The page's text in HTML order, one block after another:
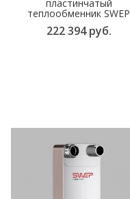
пластинчатый
теплообменник SWEP
222 394 руб.